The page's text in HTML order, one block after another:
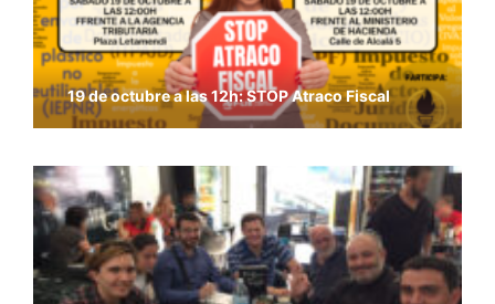
19 de octubre a las 12h: STOP Atraco Fiscal